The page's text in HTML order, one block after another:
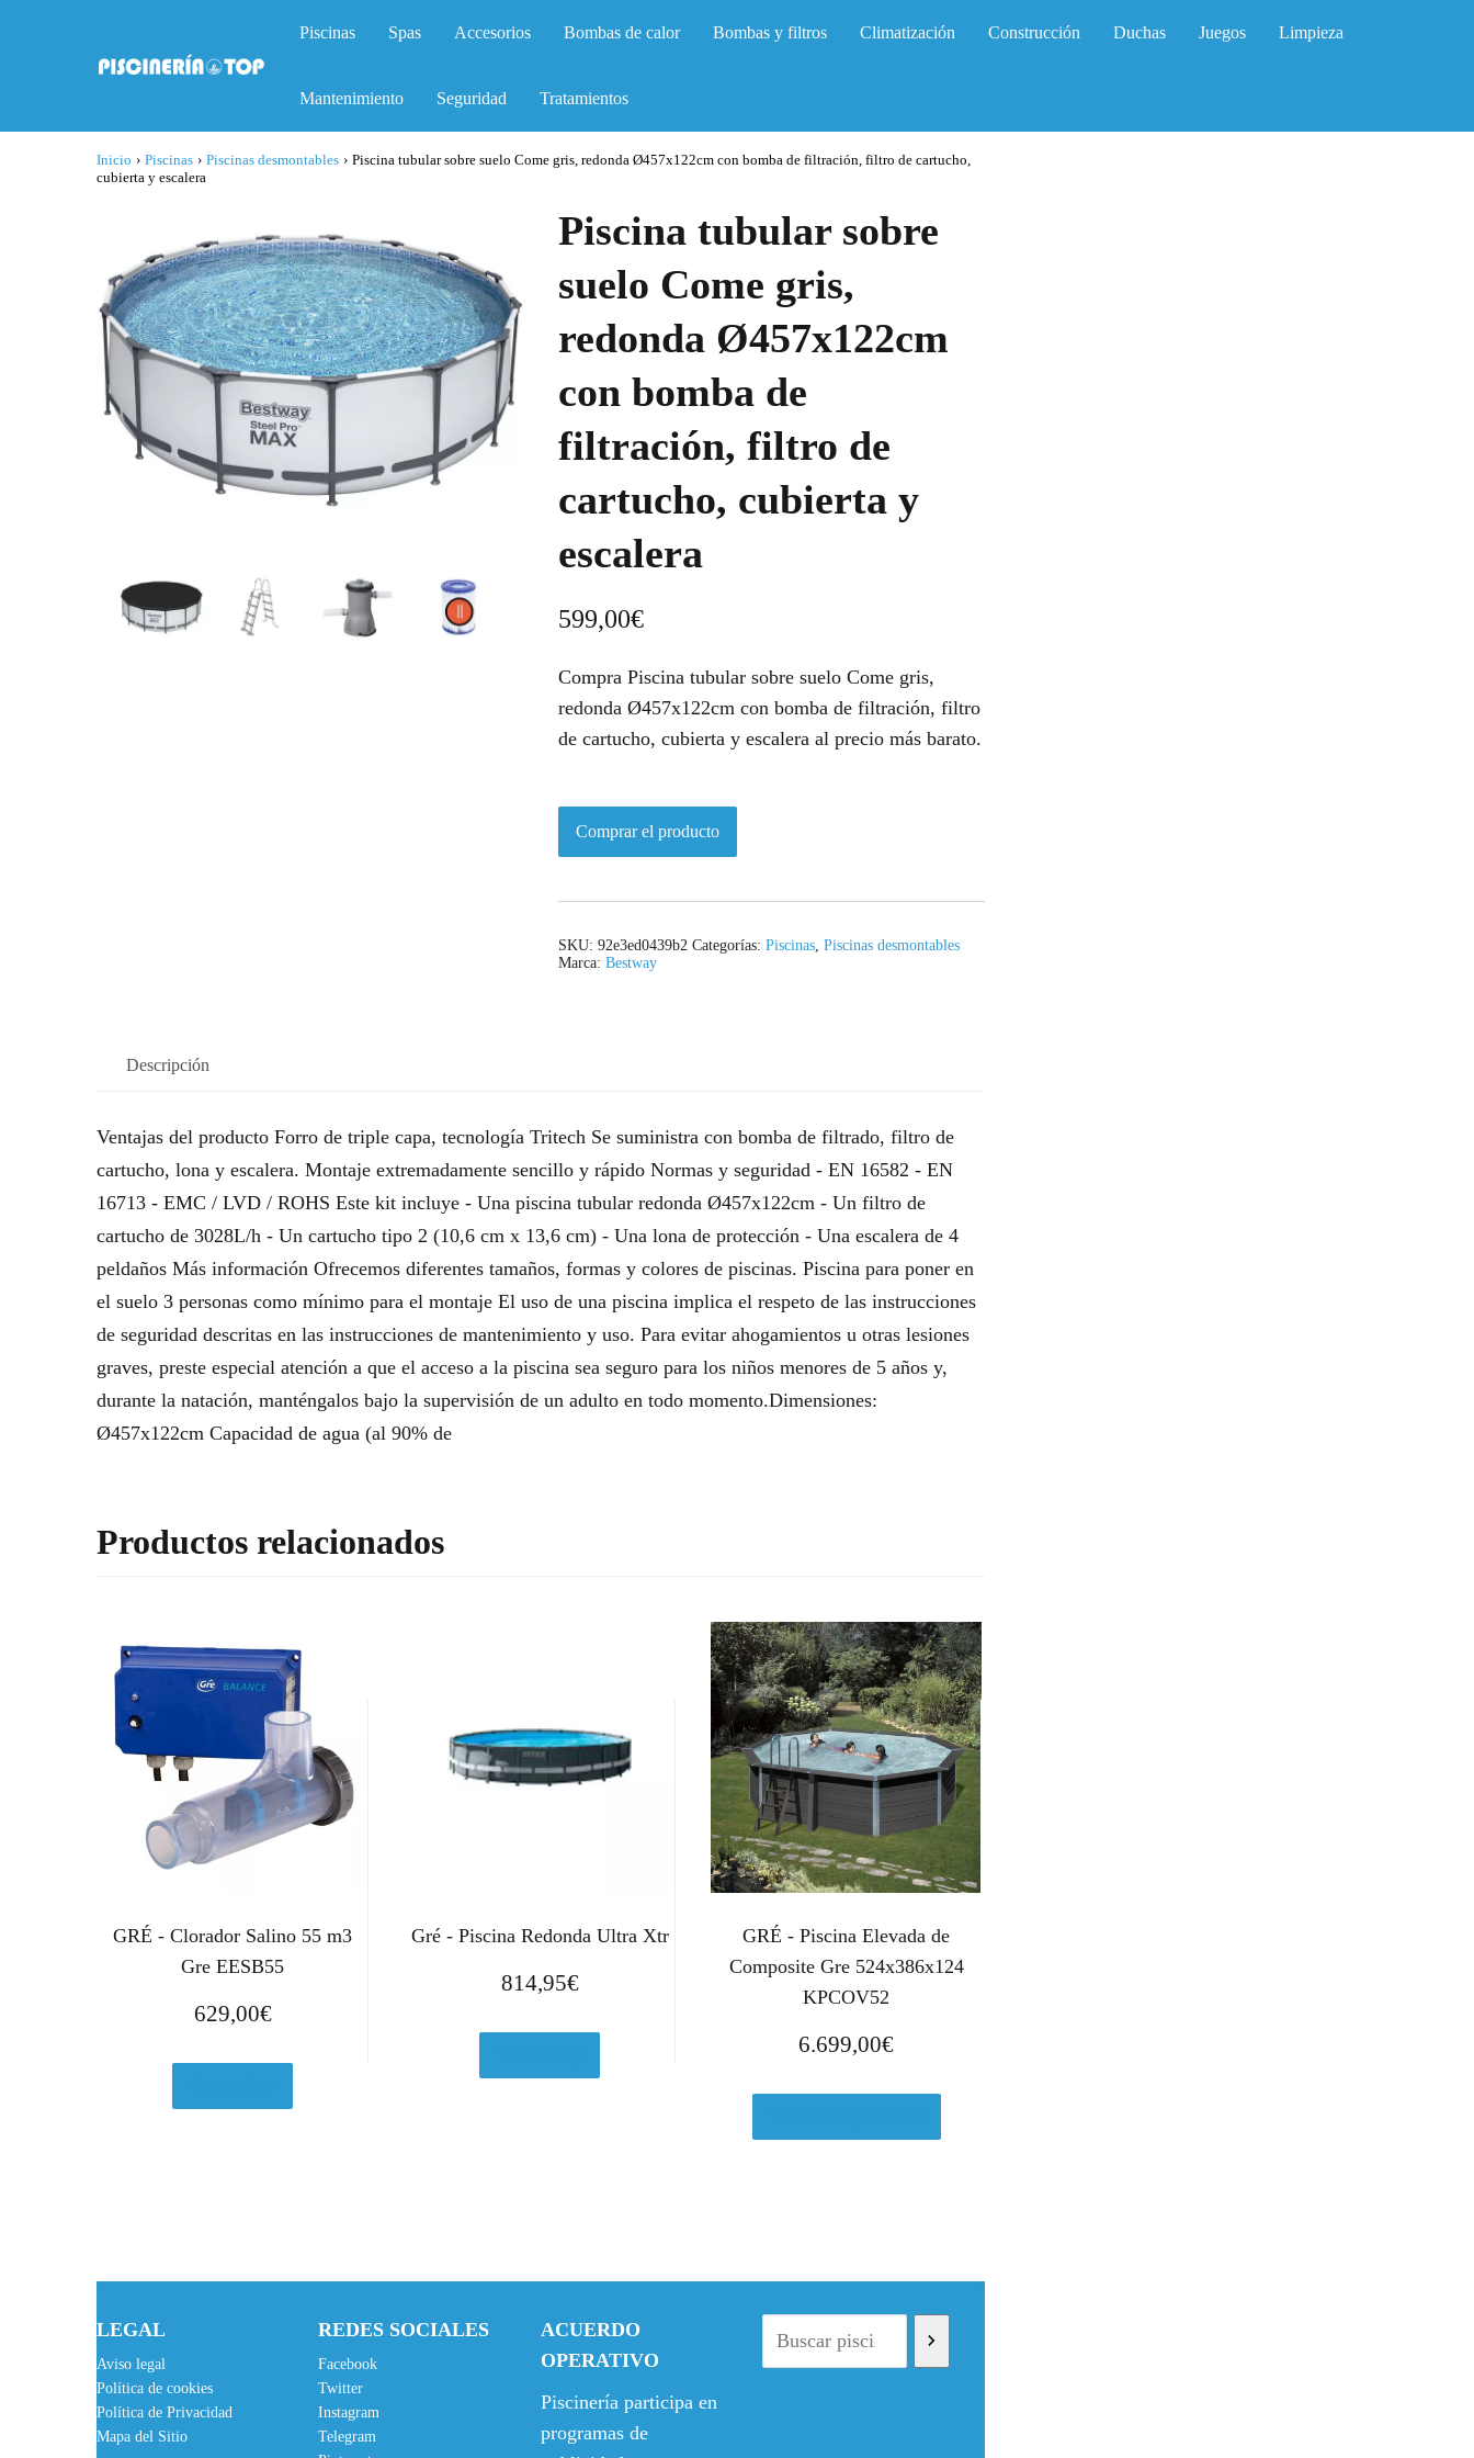
Piscinas Spas Accesorios Bombas de calor Bombas y filtros Climatización Construcción Duchas Juegos Limpieza
Mantenimiento Seguridad Tratamientos
Inicio › Piscinas › Piscinas desmontables › Piscina tubular sobre suelo Come gris, redonda Ø457x122cm con bomba de filtración, filtro de cartucho,
cubierta y escalera
Piscina tubular sobre
suelo Come gris,
redonda Ø457x122cm
con bomba de
filtración, filtro de
cartucho, cubierta y
escalera
599,00€
Compra Piscina tubular sobre suelo Come gris,
redonda Ø457x122cm con bomba de filtración, filtro
de cartucho, cubierta y escalera al precio más barato.
Comprar el producto
SKU: 92e3ed0439b2 Categorías: Piscinas, Piscinas desmontables
Marca: Bestway
Descripción
Ventajas del producto Forro de triple capa, tecnología Tritech Se suministra con bomba de filtrado, filtro de
cartucho, lona y escalera. Montaje extremadamente sencillo y rápido Normas y seguridad - EN 16582 - EN
16713 - EMC / LVD / ROHS Este kit incluye - Una piscina tubular redonda Ø457x122cm - Un filtro de
cartucho de 3028L/h - Un cartucho tipo 2 (10,6 cm x 13,6 cm) - Una lona de protección - Una escalera de 4
peldaños Más información Ofrecemos diferentes tamaños, formas y colores de piscinas. Piscina para poner en
el suelo 3 personas como mínimo para el montaje El uso de una piscina implica el respeto de las instrucciones
de seguridad descritas en las instrucciones de mantenimiento y uso. Para evitar ahogamientos u otras lesiones
graves, preste especial atención a que el acceso a la piscina sea seguro para los niños menores de 5 años y,
durante la natación, manténgalos bajo la supervisión de un adulto en todo momento.Dimensiones:
Ø457x122cm Capacidad de agua (al 90% de
Productos relacionados
GRÉ - Clorador Salino 55 m3
Gre EESB55
629,00€
Gré - Piscina Redonda Ultra Xtr
814,95€
GRÉ - Piscina Elevada de
Composite Gre 524x386x124
KPCOV52
6.699,00€
LEGAL
Aviso legal
Política de cookies
Política de Privacidad
Mapa del Sitio
REDES SOCIALES
Facebook
Twitter
Instagram
Telegram
ACUERDO
OPERATIVO
Piscinería participa en
programas de